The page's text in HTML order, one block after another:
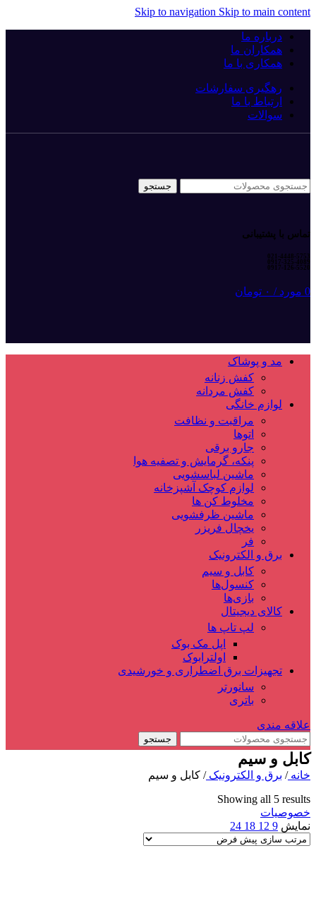
Skip to navigation Skip to main content
درباره ما
همکاران ما
همکاری با ما
رهگیری سفارشات
ارتباط با ما
سوالات
جستجو
تماس با پشتیبانی
021-4448-5753
0917-325-4089
0917-126-5520
0 مورد / ۰ تومان
مد و پوشاک
کفش زنانه
کفش مردانه
لوازم خانگی
مراقبت و نظافت
اتوها
جارو برقی
پنکه، گرمایش و تصفیه هوا
ماشین لباسشویی
لوازم کوچک آشپزخانه
مخلوط کن ها
ماشین ظرفشویی
یخچال فریزر
فر
برق و الکترونیک
کابل و سیم
کنسول‌ها
بازی‌ها
کالای دیجیتال
لپ تاپ ها
اپل مک بوک
اولترابوک
تجهیزات برق اضطراری و خورشیدی
سانورتر
باتری
علاقه مندی
جستجو
کابل و سیم
خانه/ برق و الکترونیک/ کابل و سیم
Showing all 5 results
خصوصیات
نمایش 9
12
18
24